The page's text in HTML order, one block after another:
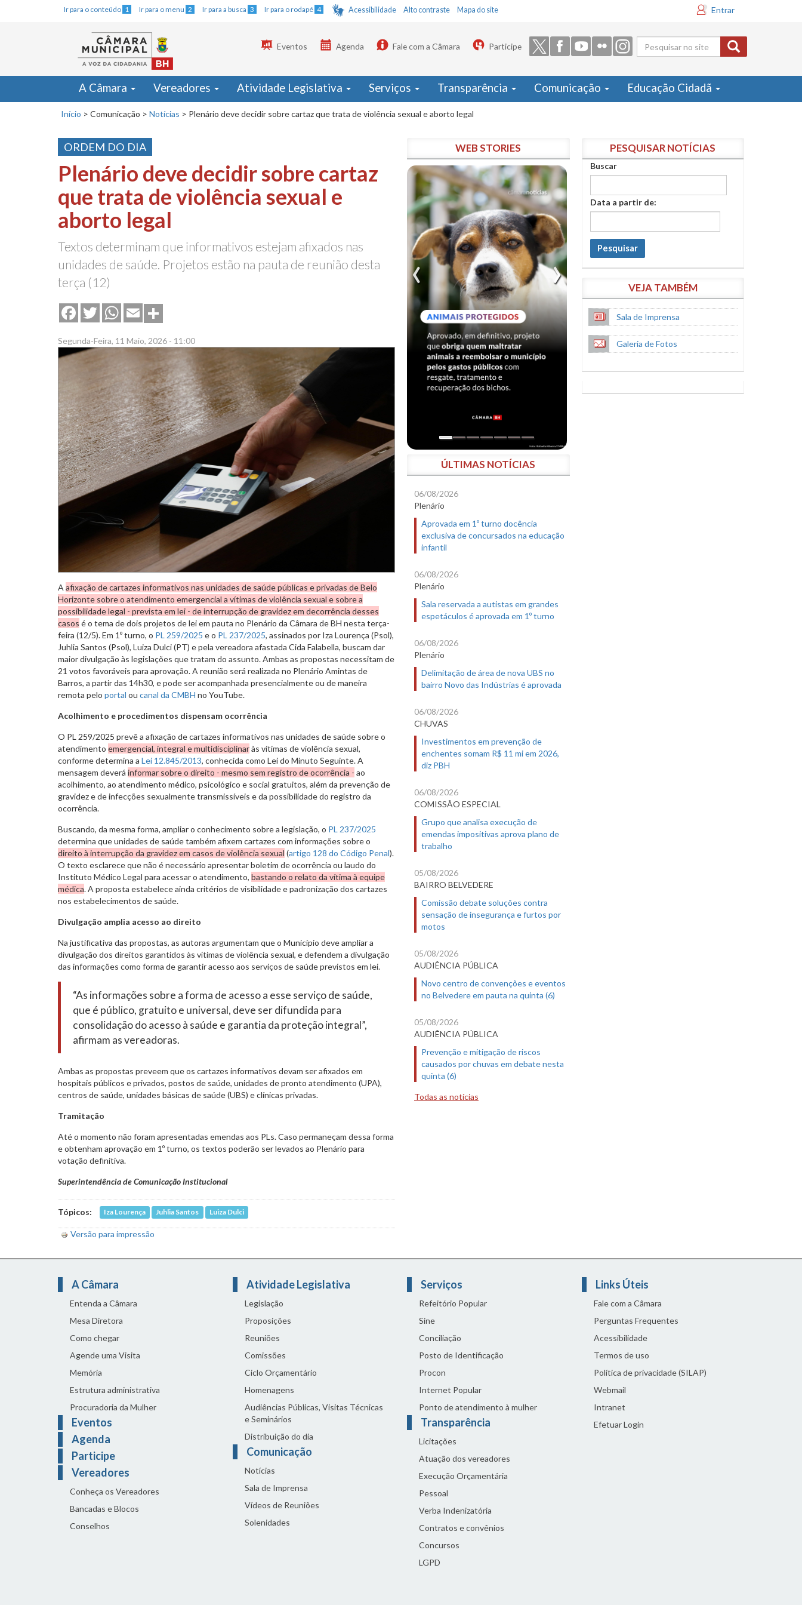
Ir para o conteúdo 1 Ir para o menu 2 Ir para a busca 3 Ir para o rodapé 4 Acessibilidade Alto contraste Mapa do site Entrar
Formulário
de busca
Eventos Agenda Fale com a Câmara Participe
A Câmara Vereadores Atividade Legislativa Serviços Transparência Comunicação Educação Cidadã
Início > Comunicação > Notícias > Plenário deve decidir sobre cartaz que trata de violência sexual e aborto legal
ORDEM DO DIA
Plenário deve decidir sobre cartaz
que trata de violência sexual e
aborto legal
Textos determinam que informativos estejam afixados nas
unidades de saúde. Projetos estão na pauta de reunião desta
terça (12)
FacebookTwitterWhatsApp
Email
Segunda-Feira, 11 Maio, 2026 - 11:00
A afixação de cartazes informativos nas unidades de saúde públicas e privadas de Belo
Horizonte sobre o atendimento emergencial a vítimas de violência sexual e sobre a
possibilidade legal - prevista em lei - de interrupção de gravidez em decorrência desses
casos é o tema de dois projetos de lei em pauta no Plenário da Câmara de BH nesta terça-
feira (12/5). Em 1º turno, o PL 259/2025 e o PL 237/2025, assinados por Iza Lourença (Psol),
Juhlia Santos (Psol), Luiza Dulci (PT) e pela vereadora afastada Cida Falabella, buscam dar
maior divulgação às legislações que tratam do assunto. Ambas as propostas necessitam de
21 votos favoráveis para aprovação. A reunião será realizada no Plenário Amintas de
Barros, a partir das 14h30, e pode ser acompanhada presencialmente ou de maneira
remota pelo portal ou canal da CMBH no YouTube.
Acolhimento e procedimentos dispensam ocorrência
O PL 259/2025 prevê a afixação de cartazes informativos nas unidades de saúde sobre o
atendimento emergencial, integral e multidisciplinaràs vítimas de violência sexual,
conforme determina a Lei 12.845/2013, conhecida como Lei do Minuto Seguinte. A
mensagem deverá informar sobre o direito - mesmo sem registro de ocorrência - ao
acolhimento, ao atendimento médico, psicológico e social gratuitos, além da prevenção de
gravidez e de infecções sexualmente transmissíveis e da possibilidade do registro da
ocorrência.
Buscando, da mesma forma, ampliar o conhecimento sobre a legislação, o PL 237/2025
determina que unidades de saúde também afixem cartazes com informações sobre o
direito à interrupção da gravidez em casos de violência sexual (artigo 128 do Código Penal).
O texto esclarece que não é necessário apresentar boletim de ocorrência ou laudo do
Instituto Médico Legal para acessar o atendimento, bastando o relato da vítima à equipe
médica. A proposta estabelece ainda critérios de visibilidade e padronização dos cartazes
nos estabelecimentos de saúde.
Divulgação amplia acesso ao direito
Na justificativa das propostas, as autoras argumentam que o Município deve ampliar a
divulgação dos direitos garantidos às vítimas de violência sexual, e defendem a divulgação
das informações como forma de garantir acesso aos serviços de saúde previstos em lei.
“As informações sobre a forma de acesso a esse serviço de saúde,
que é público, gratuito e universal, deve ser difundida para
consolidação do acesso à saúde e garantia da proteção integral”,
afirmam as vereadoras.
Ambas as propostas preveem que os cartazes informativos devam ser afixados em
hospitais públicos e privados, postos de saúde, unidades de pronto atendimento (UPA),
centros de saúde, unidades básicas de saúde (UBS) e clínicas privadas.
Tramitação
Até o momento não foram apresentadas emendas aos PLs. Caso permaneçam dessa forma
e obtenham aprovação em 1º turno, os textos poderão ser levados ao Plenário para
votação definitiva.
Superintendência de Comunicação Institucional
Tópicos: Iza Lourença Juhlia Santos Luiza Dulci
Versão para impressão
WEB STORIES
ÚLTIMAS NOTÍCIAS
06/08/2026
Plenário
Aprovada em 1º turno docência
exclusiva de concursados na educação
infantil
06/08/2026
Plenário
Sala reservada a autistas em grandes
espetáculos é aprovada em 1º turno
06/08/2026
Plenário
Delimitação de área de nova UBS no
bairro Novo das Indústrias é aprovada
06/08/2026
CHUVAS
Investimentos em prevenção de
enchentes somam R$ 11 mi em 2026,
diz PBH
06/08/2026
COMISSÃO ESPECIAL
Grupo que analisa execução de
emendas impositivas aprova plano de
trabalho
05/08/2026
BAIRRO BELVEDERE
Comissão debate soluções contra
sensação de insegurança e furtos por
motos
05/08/2026
AUDIÊNCIA PÚBLICA
Novo centro de convenções e eventos
no Belvedere em pauta na quinta (6)
05/08/2026
AUDIÊNCIA PÚBLICA
Prevenção e mitigação de riscos
causados por chuvas em debate nesta
quinta (6)
Todas as notícias
PESQUISAR NOTÍCIAS
Buscar
Data a partir de:
Pesquisar
VEJA TAMBÉM
Sala de Imprensa
Galeria de Fotos
A Câmara
Entenda a Câmara
Mesa Diretora
Como chegar
Agende uma Visita
Memória
Estrutura administrativa
Procuradoria da Mulher
Eventos
Agenda
Participe
Vereadores
Conheça os Vereadores
Bancadas e Blocos
Conselhos
Atividade Legislativa
Legislação
Proposições
Reuniões
Comissões
Ciclo Orçamentário
Homenagens
Audiências Públicas, Visitas Técnicas
e Seminários
Distribuição do dia
Comunicação
Notícias
Sala de Imprensa
Vídeos de Reuniões
Solenidades
Serviços
Refeitório Popular
Sine
Conciliação
Posto de Identificação
Procon
Internet Popular
Ponto de atendimento à mulher
Transparência
Licitações
Atuação dos vereadores
Execução Orçamentária
Pessoal
Verba Indenizatória
Contratos e convênios
Concursos
LGPD
Links Úteis
Fale com a Câmara
Perguntas Frequentes
Acessibilidade
Termos de uso
Política de privacidade (SILAP)
Webmail
Intranet
Efetuar Login